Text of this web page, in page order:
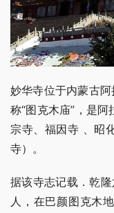
妙华寺位于内蒙古
称“图克木庙”，是
宗寺、福因寺 、昭
寺）。
据该寺志记载．乾
人，在巴颜图克木